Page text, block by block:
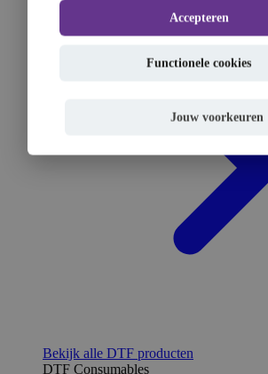
Bekijk alle DTF producten
DTF Consumables
Accepteren
Functionele cookies
Jouw voorkeuren